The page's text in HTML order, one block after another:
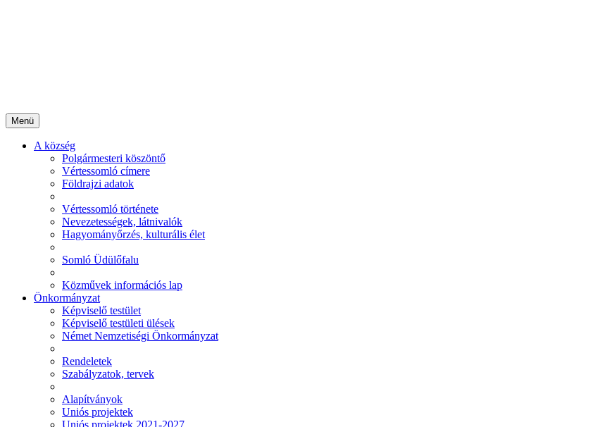
Menü
A község
Polgármesteri köszöntő
Vértessomló címere
Földrajzi adatok
Vértessomló története
Nevezetességek, látnivalók
Hagyományőrzés, kulturális élet
Somló Üdülőfalu
Közművek információs lap
Önkormányzat
Képviselő testület
Képviselő testületi ülések
Német Nemzetiségi Önkormányzat
Rendeletek
Szabályzatok, tervek
Alapítványok
Uniós projektek
Uniós projektek 2021-2027